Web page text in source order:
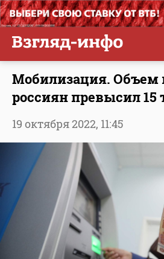
Мобилизация. Объем
россиян превысил 15
19 октября 2022, 11:45